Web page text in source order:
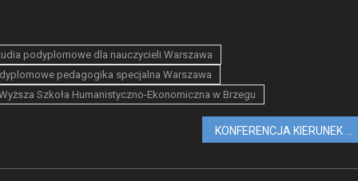
podyplomowe dla nauczycieli Warszawa
pedagogika specjalna Warszawa
Szkoła Humanistyczno-Ekonomiczna w Brzegu